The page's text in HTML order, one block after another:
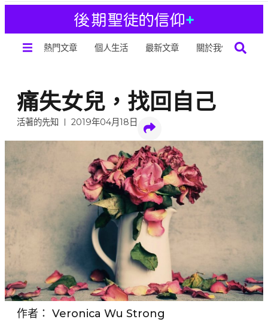
熱門文章 個人生活 最新文章 關於我們
痛失女兒，找回自己
活著的先知 2019年04月18日
作者： Veronica Wu Strong